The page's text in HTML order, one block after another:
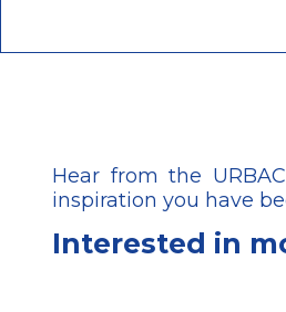
Hear from the
inspiration you have
Interested in